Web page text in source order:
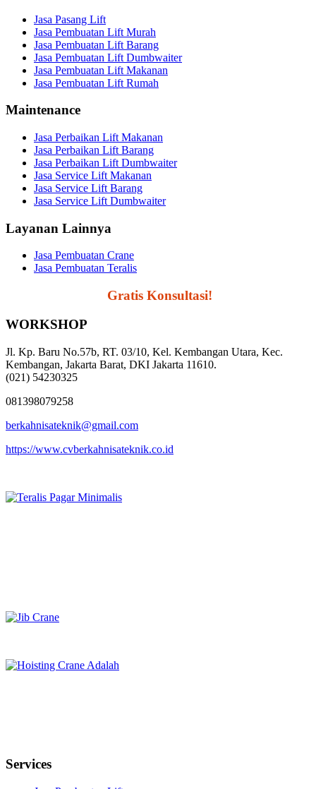
Jasa Pasang Lift
Jasa Pembuatan Lift Murah
Jasa Pembuatan Lift Barang
Jasa Pembuatan Lift Dumbwaiter
Jasa Pembuatan Lift Makanan
Jasa Pembuatan Lift Rumah
Maintenance
Jasa Perbaikan Lift Makanan
Jasa Perbaikan Lift Barang
Jasa Perbaikan Lift Dumbwaiter
Jasa Service Lift Makanan
Jasa Service Lift Barang
Jasa Service Lift Dumbwaiter
Layanan Lainnya
Jasa Pembuatan Crane
Jasa Pembuatan Teralis
Gratis Konsultasi!
WORKSHOP
Jl. Kp. Baru No.57b, RT. 03/10, Kel. Kembangan Utara, Kec.
Kembangan, Jakarta Barat, DKI Jakarta 11610.
(021) 54230325
081398079258
berkahnisateknik@gmail.com
https://www.cvberkahnisateknik.co.id
Services